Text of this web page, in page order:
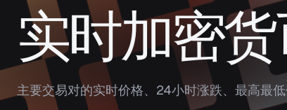
实时加密
主要交易对的实时价格、24小时涨跌、最高最